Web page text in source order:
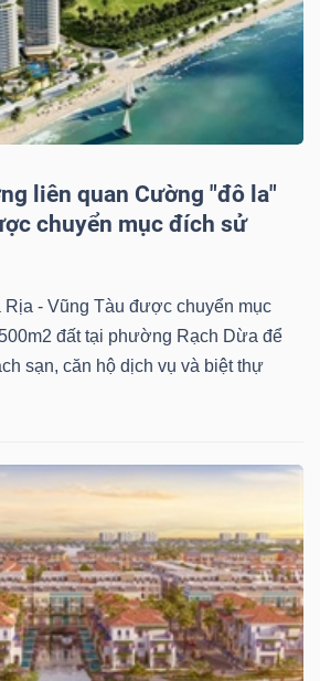
liên quan Cường "đô la"
chuyển mục đích sử
- Vũng Tàu được chuyển mục
đất tại phường Rạch Dừa để
sạn, căn hộ dịch vụ và biệt thự